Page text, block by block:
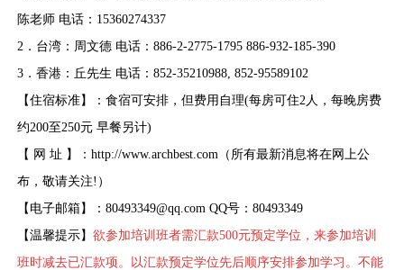
陈老师 电话：15360274337
2 ．台湾：周文德 电话： 886-2-2775-1795 886-932-185-390
3．香港：丘先生 电话： 852-35210988, 852-95589102
【住宿标准】 ： 食宿可安排，但费用自理(每房可住2人，每晚房费
约200至250元 早餐另计)
【 网 址 】 ： http://www. archbest.com（所有最新消息将在网上公
布，敬请关注!）
【 电子邮箱】 ： 80493349@qq.com QQ号：80493349
【温馨提示】 欲参加培训班者需汇款500元预定学位，来参加培训
班时减去已汇款项。以汇款预定学位先后顺序安排参加学习。不能